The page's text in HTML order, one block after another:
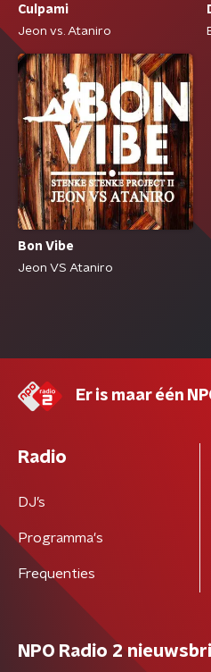
Culpami
Jeon vs. Ataniro
Bon Vibe
Jeon VS Ataniro
Er is maar één
Radio
DJ’s
Programma's
Frequenties
NPO Radio 2